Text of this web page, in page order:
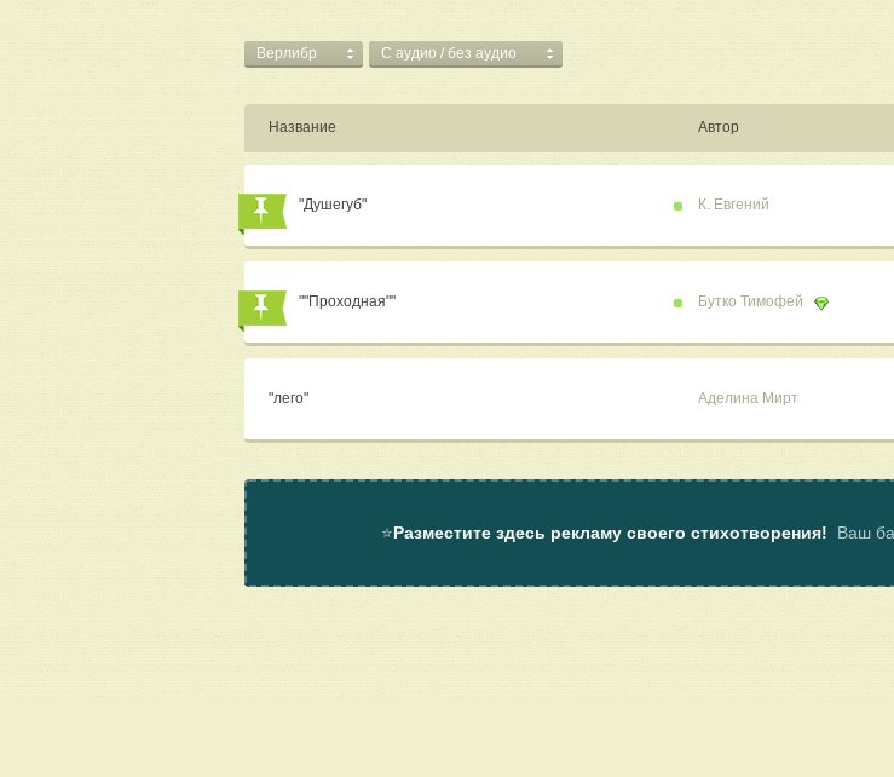
Верлибр C аудио / без аудио
Название Автор
"Душегуб" К. Евгений
""Проходная"" Бутко Тимофей
"лего" Аделина Мирт
⭐Разместите здесь рекламу своего стихотворения! Ваш